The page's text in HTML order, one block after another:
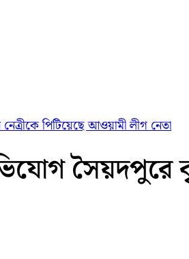
পিটিয়েছে আওয়ামী লীগ নেতা